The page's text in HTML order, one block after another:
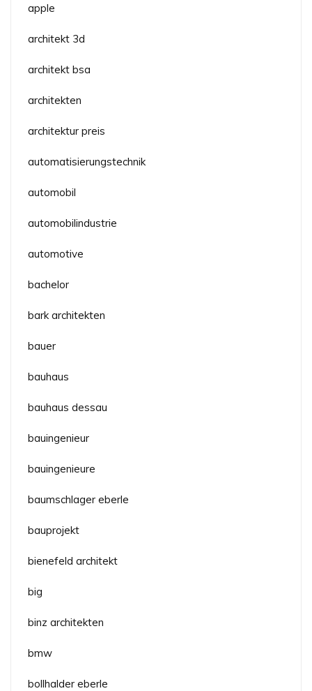
apple
architekt 3d
architekt bsa
architekten
architektur preis
automatisierungstechnik
automobil
automobilindustrie
automotive
bachelor
bark architekten
bauer
bauhaus
bauhaus dessau
bauingenieur
bauingenieure
baumschlager eberle
bauprojekt
bienefeld architekt
big
binz architekten
bmw
bollhalder eberle